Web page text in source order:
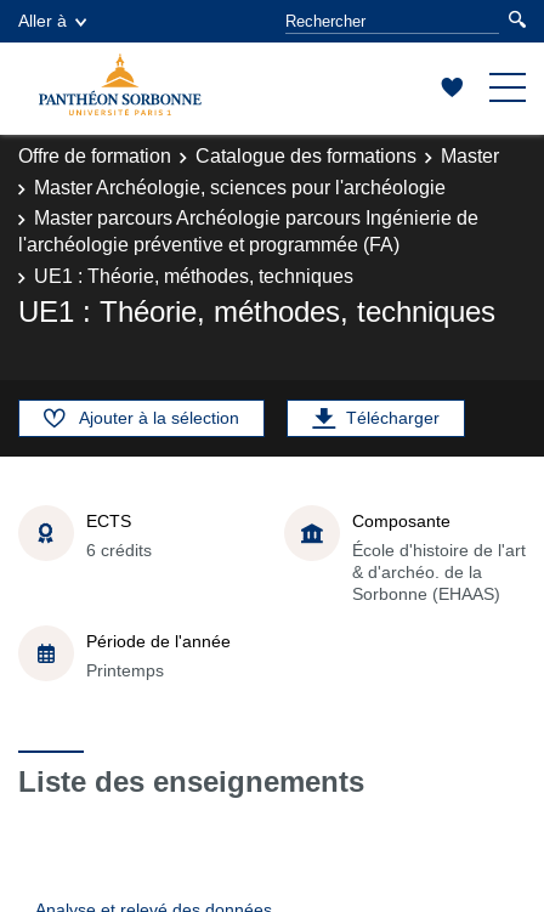
Aller à
Offre de formation Catalogue des formations
Master
Master Archéologie, sciences pour l'archéologie
Master parcours Archéologie parcours Ingénierie de
l'archéologie préventive et programmée (FA)
UE1 : Théorie, méthodes, techniques
UE1 : Théorie, méthodes, techniques
Ajouter à la sélection Télécharger
ECTS
6 crédits
Composante
École d'histoire de l'art
& d'archéo. de la
Sorbonne (EHAAS)
Période de l'année
Printemps
Liste des enseignements